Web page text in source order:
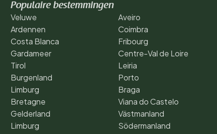
Populaire bestemmingen
Veluwe
Ardennen
Costa Blanca
Gardameer
Tirol
Burgenland
Limburg
Bretagne
Gelderland
Limburg
Aveiro
Coimbra
Fribourg
Centre-Val de Loire
Leiria
Porto
Braga
Viana do Castelo
Västmanland
Södermanland